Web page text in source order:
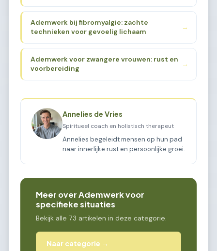
Ademwerk bij fibromyalgie: zachte
technieken voor gevoelig lichaam
→
Ademwerk voor zwangere vrouwen: rust en
voorbereiding
→
Annelies de Vries
Spiritueel coach en holistisch therapeut
Annelies begeleidt mensen op hun pad
naar innerlijke rust en persoonlijke groei.
Meer over Ademwerk voor
specifieke situaties
Bekijk alle 73 artikelen in deze categorie.
Naar categorie →